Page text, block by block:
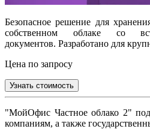
Безопасное решение для
собственном облаке со
документов. Разработано для
Цена по запросу
Узнать стоимость
"МойОфис Частное облако 2"
компаниям, а также